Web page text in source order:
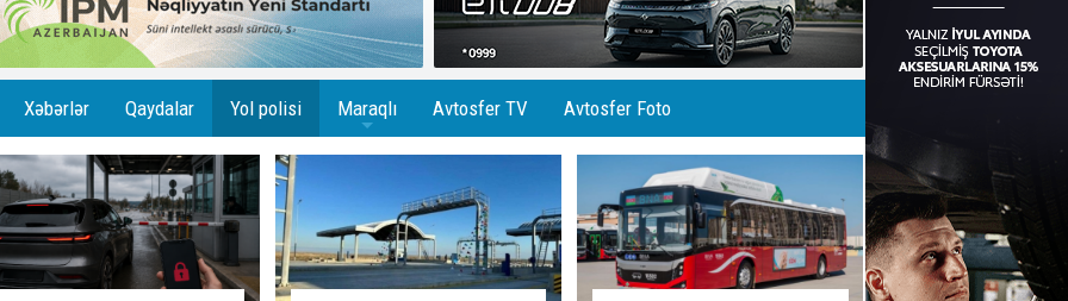
Xəbərlər Qaydalar Yol polisi Maraqlı Avtosfer TV Avtosfer Foto